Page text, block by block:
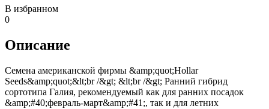
В избранном
0
Описание
Семена американской фирмы &amp;quot;Hollar
Seeds&amp;quot;&lt;br /&gt; &lt;br /&gt; Ранний гибрид
сортотипа Галия, рекомендуемый как для ранних посадок
&amp;#40;февраль-март&amp;#41;, так и для летних